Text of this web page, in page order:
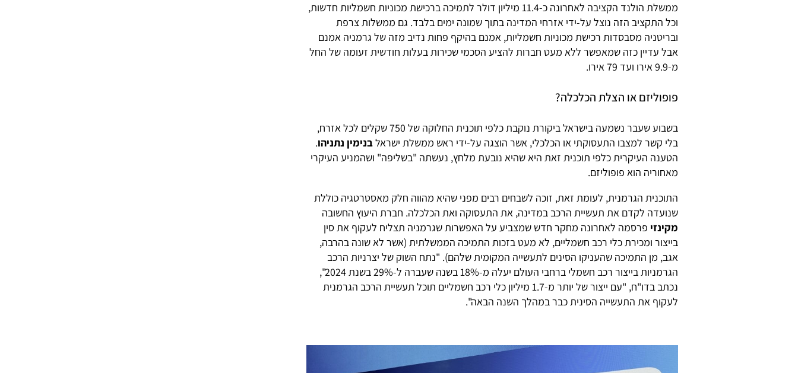
ממשלת הולנד הקציבה לאחרונה כ-11.4 מיליון דולר לתמיכה ברכישת מכוניות חשמליות חדשות,
וכל התקציב הזה נוצל על-ידי אזרחי המדינה בתוך שמונה ימים בלבד. גם ממשלות צרפת
ובריטניה מסבסדות רכישת מכוניות חשמליות, אמנם בהיקף פחות נדיב מזה של גרמניה אמנם
אבל עדיין כזה שמאפשר ללא מעט חברות להציע הסכמי שכירות בעלות חודשית זעומה של החל
מ-9.9 אירו ועד 79 אירו.
פופוליזם או הצלת הכלכלה?
בשבוע שעבר נשמעה בישראל ביקורת נוקבת כלפי תוכנית החלוקה של 750 שקלים לכל אזרח,
בלי קשר למצבו התעסוקתי או הכלכלי, אשר הוצגה על-ידי ראש ממשלת ישראלבנימין נתניהו.
הטענה העיקרית כלפי תוכנית זאת היא שהיא נובעת מלחץ, נעשתה "בשליפה" ושהמניע העיקרי
מאחוריה הוא פופוליזם.
התוכנית הגרמנית, לעומת זאת, זוכה לשבחים רבים מפני שהיא מהווה חלק מאסטרטגיה כוללת
שנועדה לקדם את תעשיית הרכב במדינה, את התעסוקה ואת הכלכלה. חברת היעוץ החשובה
מקינזי פרסמה לאחרונה מחקר חדש שמצביע על האפשרות שגרמניה תצליח לעקוף את סין
בייצור ומכירת כלי רכב חשמליים, לא מעט בזכות התמיכה הממשלתית (אשר לא שונה בהרבה,
אגב, מן התמיכה שהעניקו הסינים לתעשייה המקומית שלהם). "נתח השוק של יצרניות הרכב
הגרמניות בייצור רכב חשמלי ברחבי העולם יעלה מ-18% בשנה שעברה ל-29% בשנת 2024",
נכתב בדו"ח, "עם ייצור של יותר מ-1.7 מיליון כלי רכב חשמליים תוכל תעשיית הרכב הגרמנית
לעקוף את התעשייה הסינית כבר במהלך השנה הבאה".